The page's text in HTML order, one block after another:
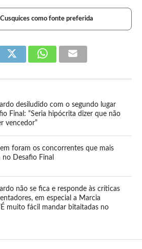
como fonte preferida
desiludido com o segundo lugar
Final: “Seria hipócrita dizer que não
vencedor”
foram os concorrentes que mais
no Desafio Final
não se fica e responde às críticas
em especial a Marcia
muito fácil mandar bitaitadas no